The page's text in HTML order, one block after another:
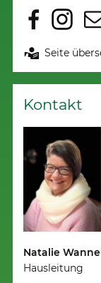
Erlaube
Seite
Kontakt
Natalie
Hausleitung